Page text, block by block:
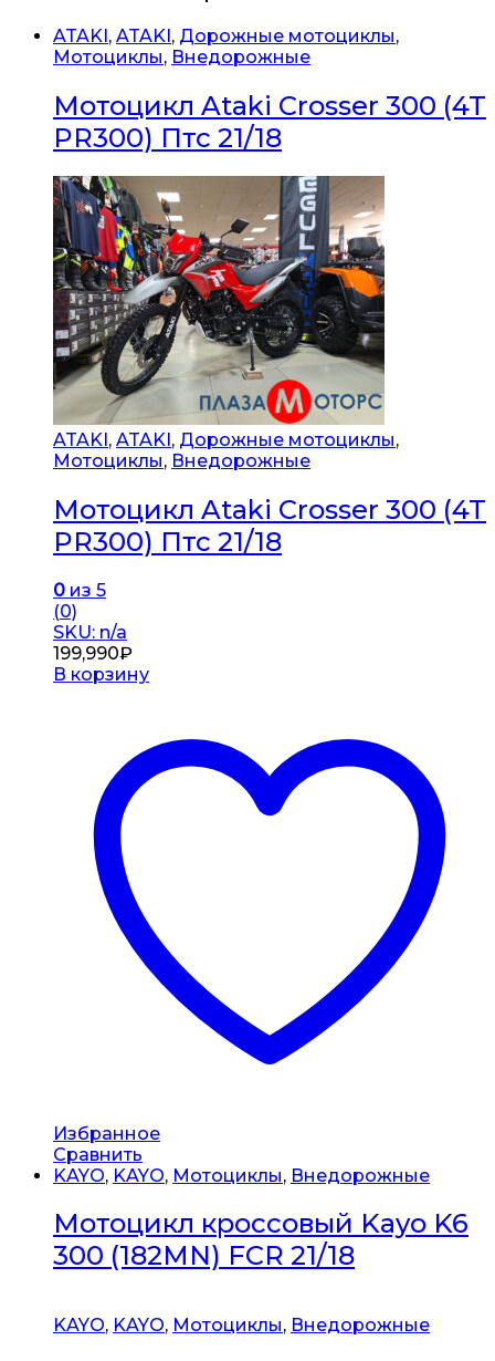
ATAKI, ATAKI, Дорожные мотоциклы,
Мотоциклы, Внедорожные
Мотоцикл Ataki Crosser 300 (4T
PR300) Птс 21/18
ATAKI, ATAKI, Дорожные мотоциклы,
Мотоциклы, Внедорожные
Мотоцикл Ataki Crosser 300 (4T
PR300) Птс 21/18
0 из 5
(0)
SKU: n/a
199,990₽
В корзину
Избранное
Сравнить
KAYO, KAYO, Мотоциклы, Внедорожные
Мотоцикл кроссовый Kayo K6
300 (182MN) FCR 21/18
KAYO, KAYO, Мотоциклы, Внедорожные